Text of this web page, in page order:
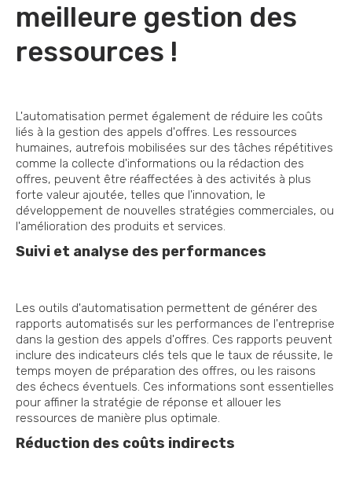
meilleure gestion des
ressources !
L'automatisation permet également de réduire les coûts
liés à la gestion des appels d'offres. Les ressources
humaines, autrefois mobilisées sur des tâches répétitives
comme la collecte d'informations ou la rédaction des
offres, peuvent être réaffectées à des activités à plus
forte valeur ajoutée, telles que l'innovation, le
développement de nouvelles stratégies commerciales, ou
l'amélioration des produits et services.
Suivi et analyse des performances
Les outils d'automatisation permettent de générer des
rapports automatisés sur les performances de l'entreprise
dans la gestion des appels d'offres. Ces rapports peuvent
inclure des indicateurs clés tels que le taux de réussite, le
temps moyen de préparation des offres, ou les raisons
des échecs éventuels. Ces informations sont essentielles
pour affiner la stratégie de réponse et allouer les
ressources de manière plus optimale.
Réduction des coûts indirects